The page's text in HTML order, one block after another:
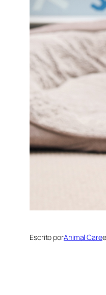
Escrito porAnimal Care